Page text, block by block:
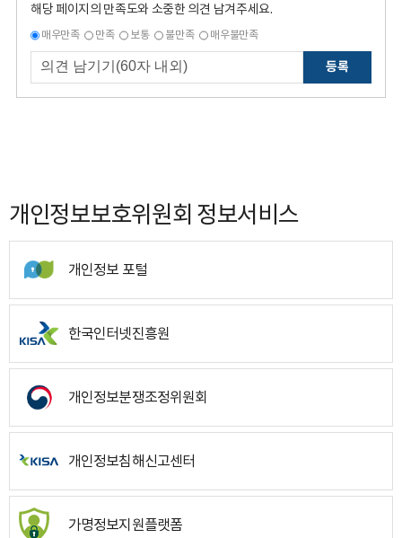
해당 페이지의 만족도와 소중한 의견 남겨주세요.
매우만족 만족 보통 불만족 매우불만족
등록
개인정보보호위원회 정보서비스
개인정보 포털
한국인터넷진흥원
개인정보분쟁조정위원회
개인정보침해신고센터
가명정보지원플랫폼